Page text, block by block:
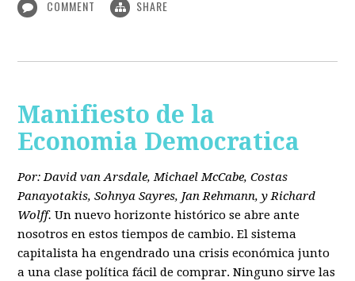
COMMENT SHARE
Manifiesto de la
Economia Democratica
Por: David van Arsdale, Michael McCabe, Costas
Panayotakis, Sohnya Sayres, Jan Rehmann, y Richard
Wolff. Un nuevo horizonte histórico se abre ante
nosotros en estos tiempos de cambio. El sistema
capitalista ha engendrado una crisis económica junto
a una clase política fácil de comprar. Ninguno sirve las